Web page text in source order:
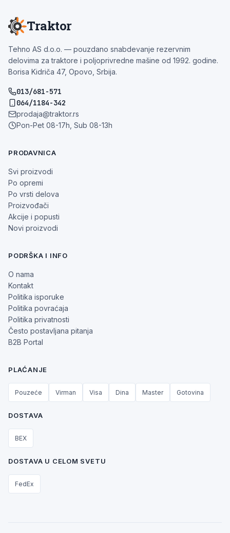
Traktor
Tehno AS d.o.o. — pouzdano snabdevanje rezervnim
delovima za traktore i poljoprivredne mašine od 1992. godine.
Borisa Kidriča 47, Opovo, Srbija.
013/681-571
064/1184-342
prodaja@traktor.rs
Pon-Pet 08-17h, Sub 08-13h
PRODAVNICA
Svi proizvodi
Po opremi
Po vrsti delova
Proizvođači
Akcije i popusti
Novi proizvodi
PODRŠKA I INFO
O nama
Kontakt
Politika isporuke
Politika povraćaja
Politika privatnosti
Često postavljana pitanja
B2B Portal
PLAĆANJE
Pouzeće Virman Visa Dina Master Gotovina
DOSTAVA
BEX
DOSTAVA U CELOM SVETU
FedEx